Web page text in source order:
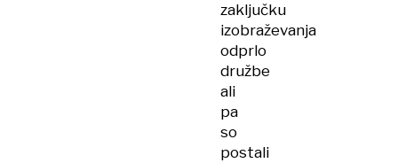
zaključku
izobraževanja
odprlo
družbe
ali
pa
so
postali